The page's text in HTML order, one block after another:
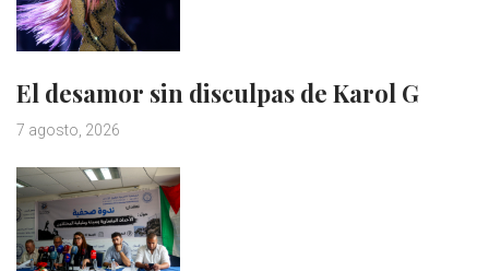
El desamor sin disculpas de Karol G
7 agosto, 2026